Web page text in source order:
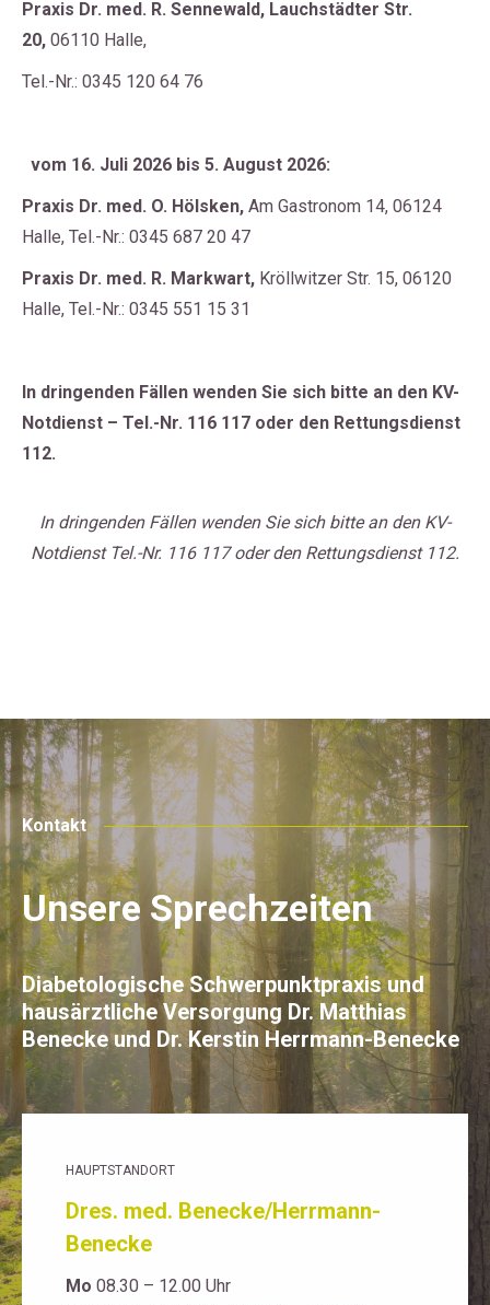
Praxis Dr. med. R. Sennewald, Lauchstädter Str.
20, 06110 Halle,
Tel.-Nr.: 0345 120 64 76
vom 16. Juli 2026 bis 5. August 2026:
Praxis Dr. med. O. Hölsken, Am Gastronom 14, 06124
Halle, Tel.-Nr.: 0345 687 20 47
Praxis Dr. med. R. Markwart, Kröllwitzer Str. 15, 06120
Halle, Tel.-Nr.: 0345 551 15 31
In dringenden Fällen wenden Sie sich bitte an den KV-
Notdienst – Tel.-Nr. 116 117 oder den Rettungsdienst
112.
In dringenden Fällen wenden Sie sich bitte an den KV-
Notdienst Tel.-Nr. 116 117 oder den Rettungsdienst 112.
Kontakt
Unsere Sprechzeiten
Diabetologische Schwerpunktpraxis und
hausärztliche Versorgung Dr. Matthias
Benecke und Dr. Kerstin Herrmann-Benecke
HAUPTSTANDORT
Dres. med. Benecke/Herrmann-
Benecke
Mo 08.30 – 12.00 Uhr